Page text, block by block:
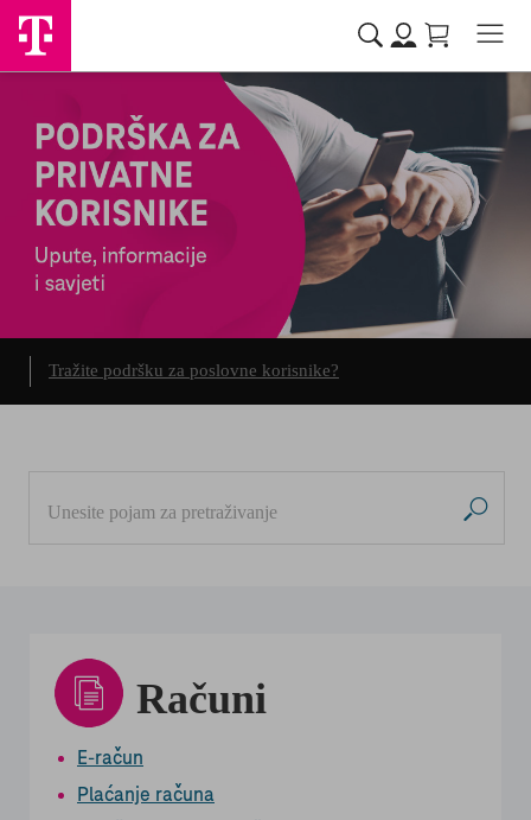
Tražite podršku za poslovne korisnike?
Računi
E-račun
Plaćanje računa